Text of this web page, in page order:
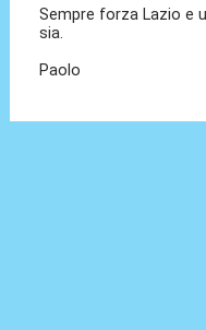
Sempre forza Lazio e
sia.
Paolo